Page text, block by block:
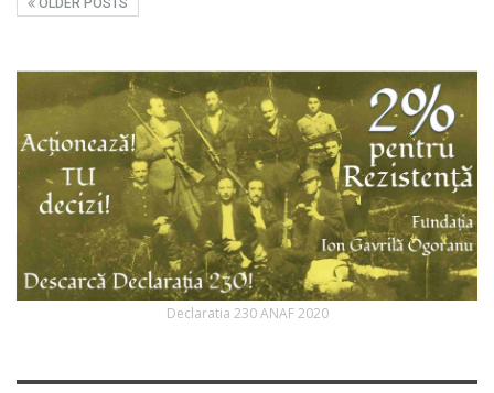
Declaratia 230 ANAF 2020